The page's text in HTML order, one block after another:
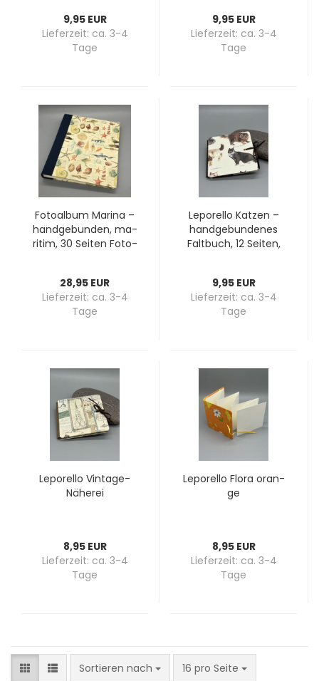
9,95 EUR
Lieferzeit: ca. 3-4
Tage
9,95 EUR
Lieferzeit: ca. 3-4
Tage
Fo­to­al­bum Ma­ri­na –
hand­ge­bun­den, ma­
ri­tim, 30 Sei­ten Fo­to­
28,95 EUR
Lieferzeit: ca. 3-4
Tage
Le­po­rel­lo Kat­zen –
hand­ge­bun­de­nes
Falt­buch, 12 Sei­ten,
9,95 EUR
Lieferzeit: ca. 3-4
Tage
Le­po­rel­lo Vintage-​​
Nä­he­rei
8,95 EUR
Lieferzeit: ca. 3-4
Tage
Le­po­rel­lo Flora oran­
ge
8,95 EUR
Lieferzeit: ca. 3-4
Tage
Sortieren nach
Sortieren nach 16 pro Seite
pro Seite